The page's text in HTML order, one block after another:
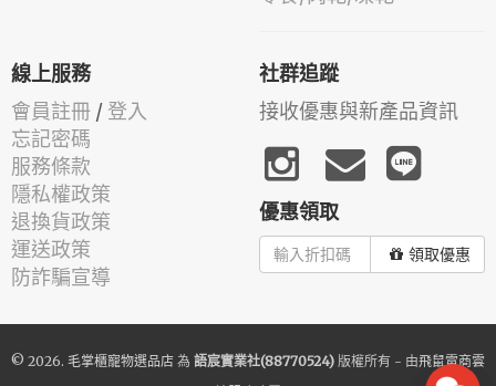
線上服務
會員註冊 / 登入
忘記密碼
服務條款
隱私權政策
退換貨政策
運送政策
防詐騙宣導
社群追蹤
接收優惠與新產品資訊
優惠領取
領取優惠
© 2026. 毛掌櫃寵物選品店 為 語宸實業社(88770524) 版權所有 - 由飛鼠電商雲